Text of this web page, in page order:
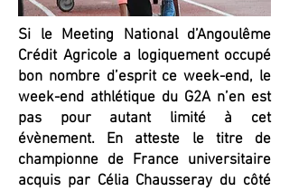
Si le Meeting National d’Angoulême
Crédit Agricole a logiquement occupé
bon nombre d’esprit ce week-end, le
week-end athlétique du G2A n’en est
pas pour autant limité à cet
évènement. En atteste le titre de
championne de France universitaire
acquis par Célia Chausseray du côté